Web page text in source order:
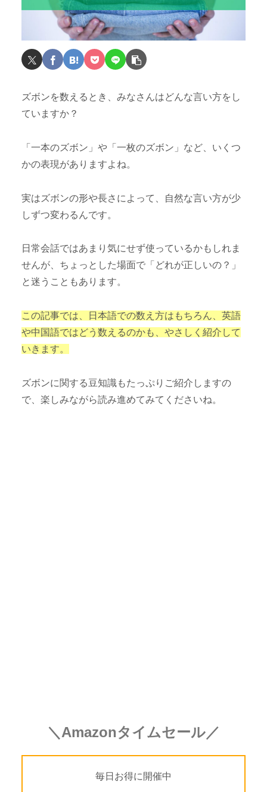
ズボンを数えるとき、みなさんはどんな言い方をし
ていますか？
「一本のズボン」や「一枚のズボン」など、いくつ
かの表現がありますよね。
実はズボンの形や長さによって、自然な言い方が少
しずつ変わるんです。
日常会話ではあまり気にせず使っているかもしれま
せんが、ちょっとした場面で「どれが正しいの？」
と迷うこともあります。
この記事では、日本語での数え方はもちろん、英語
や中国語ではどう数えるのかも、やさしく紹介して
いきます。
ズボンに関する豆知識もたっぷりご紹介しますの
で、楽しみながら読み進めてみてくださいね。
＼Amazonタイムセール／
毎日お得に開催中